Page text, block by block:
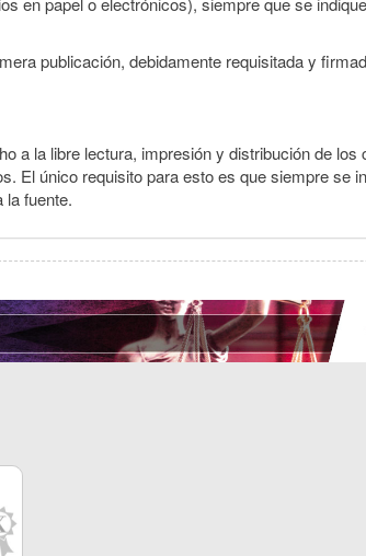
publicación, debidamente requisitada y
a la libre lectura, impresión y distribución de los
El único requisito para esto es que siempre se
la fuente.